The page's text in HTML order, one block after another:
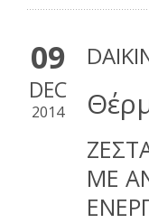
09
DEC
2014
ΜΕ